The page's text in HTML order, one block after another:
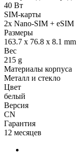
40 Вт
SIM-карты
2x Nano-SIM + eSIM
Размеры
163.7 x 76.8 x 8.1 mm
Вес
215 g
Материалы корпуса
Металл и стекло
Цвет
белый
Версия
CN
Гарантия
12 месяцев